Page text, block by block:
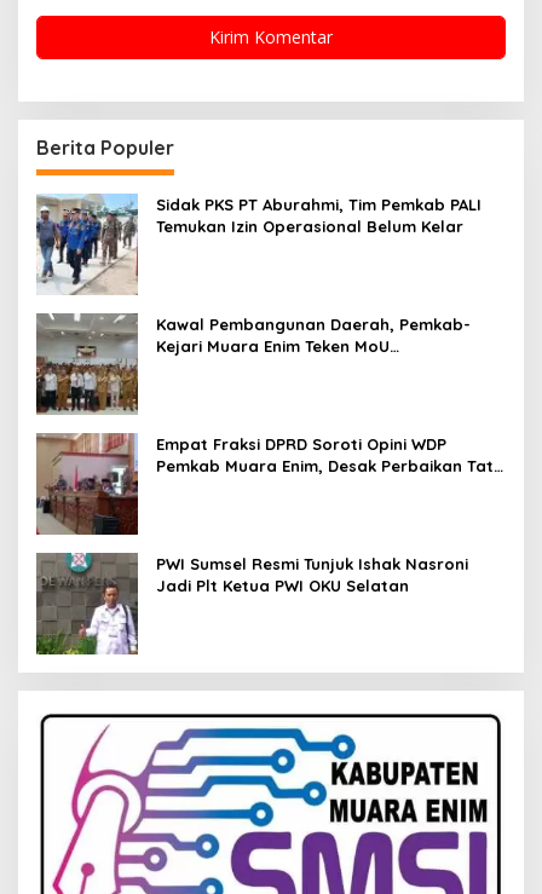
Berita Populer
Sidak PKS PT Aburahmi, Tim Pemkab PALI
Temukan Izin Operasional Belum Kelar
Kawal Pembangunan Daerah, Pemkab-
Kejari Muara Enim Teken MoU
Empat Fraksi DPRD Soroti Opini WDP
Pemkab Muara Enim, Desak Perbaikan Tata
PWI Sumsel Resmi Tunjuk Ishak Nasroni
Jadi Plt Ketua PWI OKU Selatan